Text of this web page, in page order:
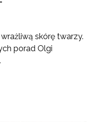
skórę twarzy.
porad Olgi